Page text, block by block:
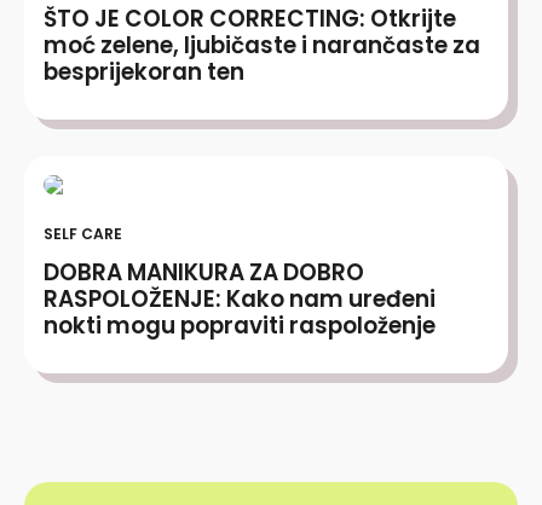
ŠTO JE COLOR CORRECTING: Otkrijte
moć zelene, ljubičaste i narančaste za
besprijekoran ten
SELF CARE
DOBRA MANIKURA ZA DOBRO
RASPOLOŽENJE: Kako nam uređeni
nokti mogu popraviti raspoloženje